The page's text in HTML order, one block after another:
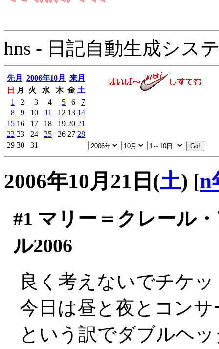
hns - 日記自動生成シス
先月 2006年10月
来月
日
月 火 水 木 金 土
1
2 3 4 5 6
7
8
9 10 11 12 13 14
15 16 17 18 19 20 21
22 23 24 25 26 27 28
29 30 31
2006年10月21日(土) [n
#1 マリー＝クレール
ル2006
良く考えないでチケ
今日は昼と夜とコン
という訳でダブルヘ